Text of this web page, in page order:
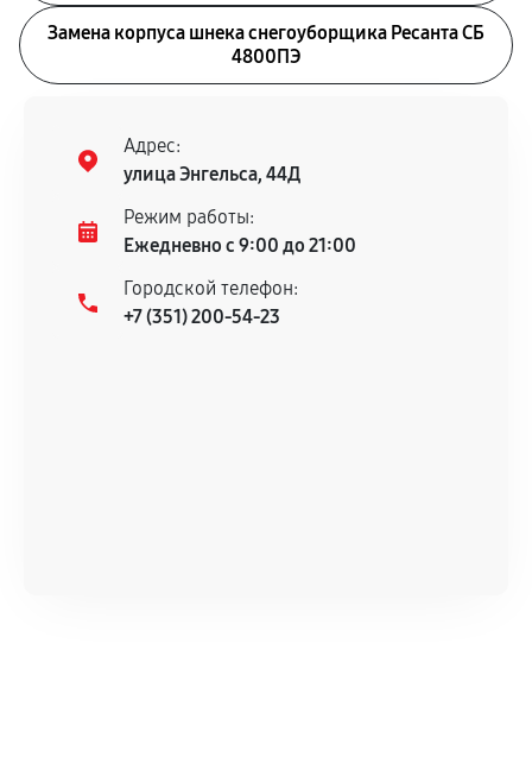
Замена корпуса шнека снегоуборщика Ресанта СБ
4800ПЭ
Адрес:
улица Энгельса, 44Д
Режим работы:
Ежедневно с 9:00 до 21:00
Городской телефон:
+7 (351) 200-54-23